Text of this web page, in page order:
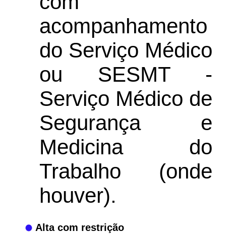
acompanhamento
do Serviço Médico
ou SESMT -
Serviço Médico de
Segurança e
Medicina do
Trabalho (onde
houver).
Alta com restrição